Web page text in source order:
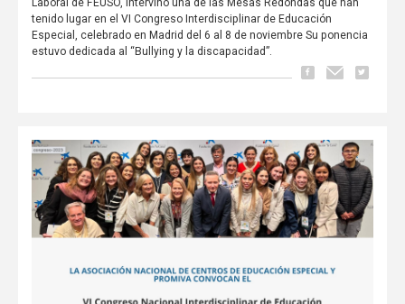
tenido lugar en el VI Congreso Interdisciplinar de Educación
Especial, celebrado en Madrid del 6 al 8 de noviembre Su ponencia
estuvo dedicada al “Bullying y la discapacidad”.